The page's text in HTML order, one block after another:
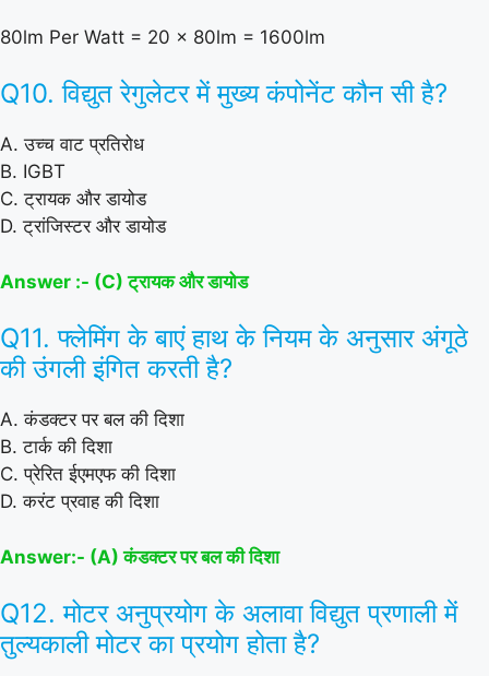
80lm Per Watt = 20 x 80lm = 1600lm
Q10. विद्युत रेगुलेटर में मुख्य कंपोनेंट कौन सी है?
A. उच्च वाट प्रतिरोध
B. IGBT
C. ट्रायक और डायोड
D. ट्रांजिस्टर और डायोड
Answer :- (C) ट्रायक और डायोड
Q11. फ्लेमिंग के बाएं हाथ के नियम के अनुसार अंगूठे
की उंगली इंगित करती है?
A. कंडक्टर पर बल की दिशा
B. टार्क की दिशा
C. प्रेरित ईएमएफ की दिशा
D. करंट प्रवाह की दिशा
Answer:- (A) कंडक्टर पर बल की दिशा
Q12. मोटर अनुप्रयोग के अलावा विद्युत प्रणाली में
तुल्यकाली मोटर का प्रयोग होता है?